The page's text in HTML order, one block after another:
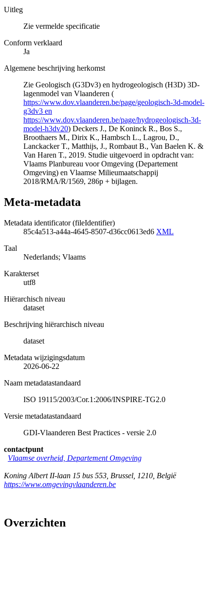
Uitleg
Zie vermelde specificatie
Conform verklaard
Ja
Algemene beschrijving herkomst
Zie Geologisch (G3Dv3) en hydrogeologisch (H3D) 3D-
lagenmodel van Vlaanderen (
https://www.dov.vlaanderen.be/page/geologisch-3d-model-
g3dv3 en
https://www.dov.vlaanderen.be/page/hydrogeologisch-3d-
model-h3dv20) Deckers J., De Koninck R., Bos S.,
Broothaers M., Dirix K., Hambsch L., Lagrou, D.,
Lanckacker T., Matthijs, J., Rombaut B., Van Baelen K. &
Van Haren T., 2019. Studie uitgevoerd in opdracht van:
Vlaams Planbureau voor Omgeving (Departement
Omgeving) en Vlaamse Milieumaatschappij
2018/RMA/R/1569, 286p + bijlagen.
Meta-metadata
Metadata identificator (fileIdentifier)
85c4a513-a44a-4645-8507-d36cc0613ed6 XML
Taal
Nederlands; Vlaams
Karakterset
utf8
Hiërarchisch niveau
dataset
Beschrijving hiërarchisch niveau
dataset
Metadata wijzigingsdatum
2026-06-22
Naam metadatastandaard
ISO 19115/2003/Cor.1:2006/INSPIRE-TG2.0
Versie metadatastandaard
GDI-Vlaanderen Best Practices - versie 2.0
contactpunt
Vlaamse overheid, Departement Omgeving
Koning Albert II-laan 15 bus 553 Brussel 1210 België
https://www.omgevingvlaanderen.be
Overzichten